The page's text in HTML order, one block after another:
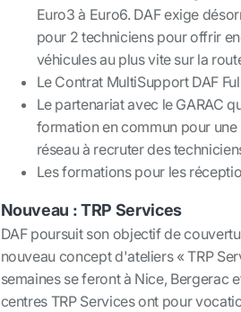
Euro3 à Euro6. DAF exige
pour 2 techniciens pour offrir
véhicules au plus vite sur la
Le Contrat MultiSupport DAF
Le partenariat avec le GARAC
formation en commun pour
réseau à recruter des
Les formations pour les
Nouveau : TRP Services
DAF poursuit son objectif de
nouveau concept d'ateliers « TRP
semaines se feront à Nice, Bergerac
centres TRP Services ont pour